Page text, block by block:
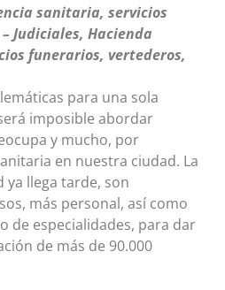
sanitaria, servicios
Judiciales, Hacienda
funerarios, vertederos,
para una sola
imposible abordar
y mucho, por
en nuestra ciudad. La
ya llega tarde, son
más personal, así como
de especialidades, para dar
de más de 90.000